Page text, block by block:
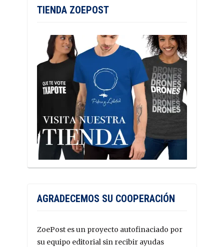
TIENDA ZOEPOST
AGRADECEMOS SU COOPERACIÓN
ZoePost es un proyecto autofinaciado por
su equipo editorial sin recibir ayudas